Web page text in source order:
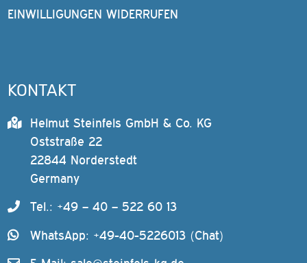
EINWILLIGUNGEN WIDERRUFEN
KONTAKT
Helmut Steinfels GmbH & Co. KG
Oststraße 22
22844 Norderstedt
Germany
Tel.: +49 – 40 – 522 60 13
WhatsApp: +49-40-5226013 (Chat)